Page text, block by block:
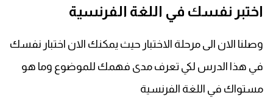
اغلق النافذة
اختبر نفسك في اللغة الفرنسية
وصلنا الان الى مرحلة الاختبار حيث يمكنك الان اختبار نفسك
في هذا الدرس لكي تعرف مدى فهمك للموضوع وما هو
مستواك في اللغة الفرنسية